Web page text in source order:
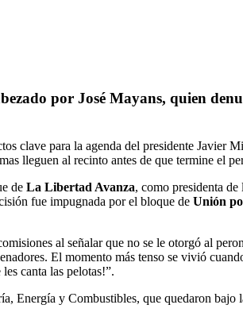
por José Mayans, quien
clave para la agenda del presidente
lleguen al recinto antes de que termine el
de La Libertad Avanza, como presidenta
fue impugnada por el bloque de Unión
al señalar que no se le otorgó al
El momento más tenso se vivió
canta las pelotas!”.
Energía y Combustibles, que quedaron bajo